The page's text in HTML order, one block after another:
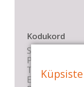
Kodukord
Stuudio
Tasemete
E-poe